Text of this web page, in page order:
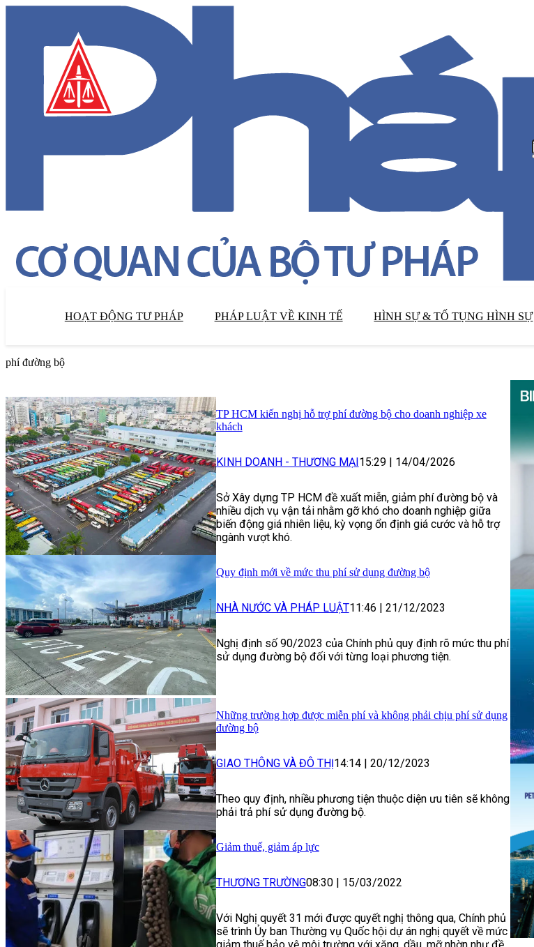
HOẠT ĐỘNG TƯ PHÁP PHÁP LUẬT VỀ KINH TẾ HÌNH SỰ & TỐ TỤNG HÌNH SỰ
phí đường bộ
TP HCM kiến nghị hỗ trợ phí đường bộ cho doanh nghiệp xe
khách
KINH DOANH - THƯƠNG MẠI15:29 | 14/04/2026
Sở Xây dựng TP HCM đề xuất miễn, giảm phí đường bộ và
nhiều dịch vụ vận tải nhằm gỡ khó cho doanh nghiệp giữa
biến động giá nhiên liệu, kỳ vọng ổn định giá cước và hỗ trợ
ngành vượt khó.
Quy định mới về mức thu phí sử dụng đường bộ
NHÀ NƯỚC VÀ PHÁP LUẬT11:46 | 21/12/2023
Nghị định số 90/2023 của Chính phủ quy định rõ mức thu phí
sử dụng đường bộ đối với từng loại phương tiện.
Những trường hợp được miễn phí và không phải chịu phí sử dụng
đường bộ
GIAO THÔNG VÀ ĐÔ THỊ14:14 | 20/12/2023
Theo quy định, nhiều phương tiện thuộc diện ưu tiên sẽ không
phải trả phí sử dụng đường bộ.
Giảm thuế, giảm áp lực
THƯƠNG TRƯỜNG08:30 | 15/03/2022
Với Nghị quyết 31 mới được quyết nghị thông qua, Chính phủ
sẽ trình Ủy ban Thường vụ Quốc hội dự án nghị quyết về mức